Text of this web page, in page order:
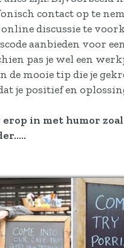
contact op te
discussie te
aanbieden voor
pas je wel een
de mooie tip die je
je positief en
erop in met humor